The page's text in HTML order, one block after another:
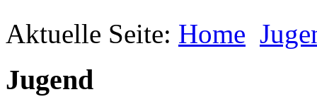
Aktuelle Seite: Home
Jugend